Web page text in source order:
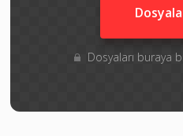
Dosyaları buraya